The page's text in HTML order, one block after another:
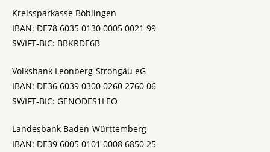
Kreissparkasse Böblingen
IBAN: DE78 6035 0130 0005 0021 99
SWIFT-BIC: BBKRDE6B
Volksbank Leonberg-Strohgäu eG
IBAN: DE36 6039 0300 0260 2760 06
SWIFT-BIC: GENODES1LEO
Landesbank Baden-Württemberg
IBAN: DE39 6005 0101 0008 6850 25